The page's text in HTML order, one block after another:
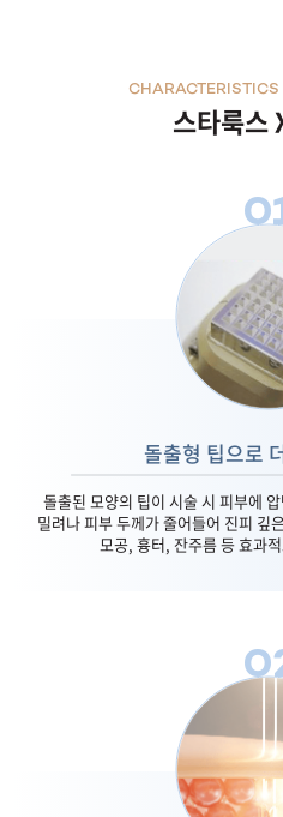
스타룩스
돌출형 팁으로
돌출된 모양의 팁이 시술 시 피부에
밀려나 피부 두께가 줄어들어 진피 깊
모공, 흉터, 잔주름 등 효과